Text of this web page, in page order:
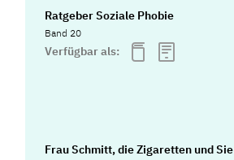
Ratgeber Soziale Phobie
Band 20
Verfügbar als:
Frau Schmitt, die Zigaretten und Sie